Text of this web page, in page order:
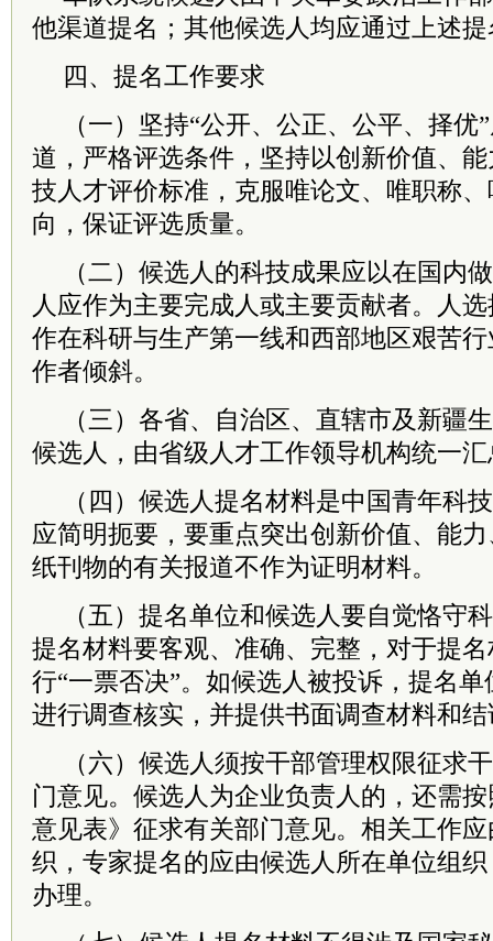
他渠道提名；其他候选人均应通过上述
四、提名工作要求
（一）坚持“公开、公正、公平、择优
道，严格评选条件，坚持以创新价值、
技人才评价标准，克服唯论文、唯职称
向，保证评选质量。
（二）候选人的科技成果应以在国内
人应作为主要完成人或主要贡献者。人
作在科研与生产第一线和西部地区艰苦
作者倾斜。
（三）各省、自治区、直辖市及新疆
候选人，由省级人才工作领导机构统一
（四）候选人提名材料是中国青年科
应简明扼要，要重点突出创新价值、能
纸刊物的有关报道不作为证明材料。
（五）提名单位和候选人要自觉恪守
提名材料要客观、准确、完整，对于提
行“一票否决”。如候选人被投诉，提名
进行调查核实，并提供书面调查材料和
（六）候选人须按干部管理权限征求
门意见。候选人为企业负责人的，还需
意见表》征求有关部门意见。相关工作
织，专家提名的应由候选人所在单位组
办理。